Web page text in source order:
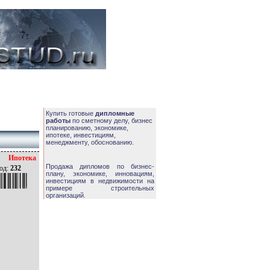
Ипотека
232
Купить готовые дипломные
работы по сметному делу, бизнес
планированию, экономике,
ипотеке, инвестициям,
менеджменту, обоснованию.
Продажа дипломов по бизнес-
плану, экономике, инновациям,
инвестициям в недвижимости на
примере строительных
организаций.